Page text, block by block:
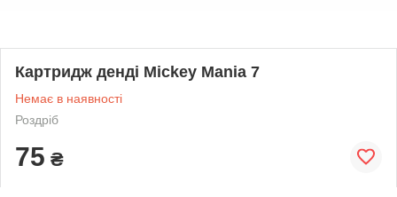
Картридж денді Mickey Mania 7
Немає в наявності
Роздріб
75 ₴